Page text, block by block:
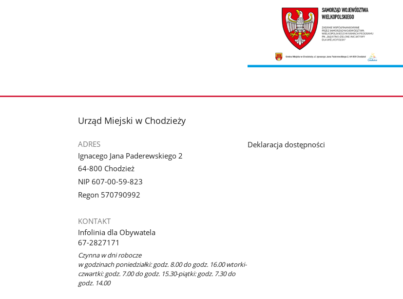
stopka
Urząd Miejski w Chodzieży
ADRES
Ignacego Jana Paderewskiego 2
64-800 Chodzież
NIP 607-00-59-823
Regon 570790992
KONTAKT
Infolinia dla Obywatela
67-2827171
Czynna w dni robocze
w godzinach poniedziałki: godz. 8.00 do godz. 16.00 wtorki-
czwartki: godz. 7.00 do godz. 15.30-piątki: godz. 7.30 do
godz. 14.00
Deklaracja dostępności